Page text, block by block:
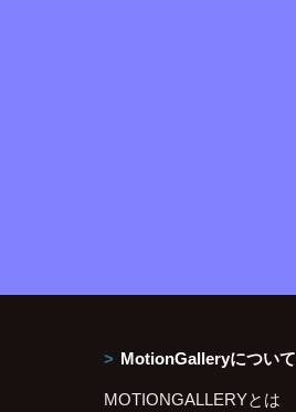
MotionGalleryについて
MOTIONGALLERYとは